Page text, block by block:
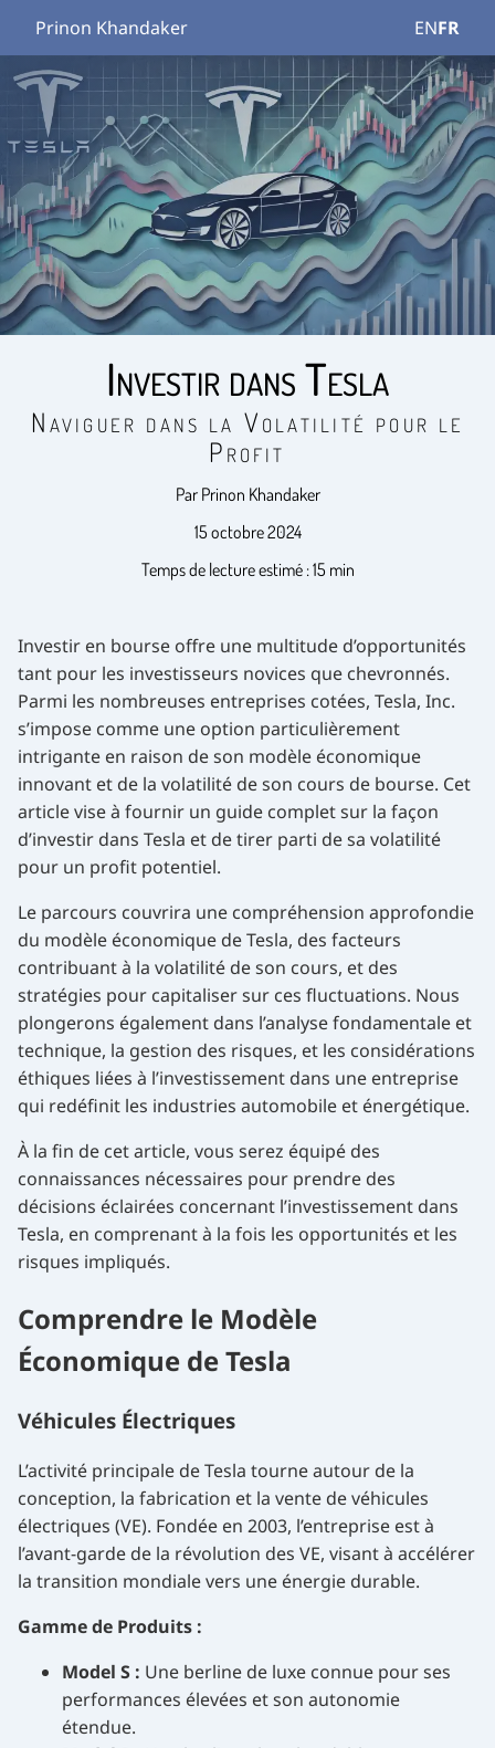
Prinon Khandaker ENFR
Investir dans Tesla
Naviguer dans la Volatilité pour le
Profit
Par Prinon Khandaker
15 octobre 2024
Temps de lecture estimé : 15 min
Investir en bourse offre une multitude d’opportunités
tant pour les investisseurs novices que chevronnés.
Parmi les nombreuses entreprises cotées, Tesla, Inc.
s’impose comme une option particulièrement
intrigante en raison de son modèle économique
innovant et de la volatilité de son cours de bourse. Cet
article vise à fournir un guide complet sur la façon
d’investir dans Tesla et de tirer parti de sa volatilité
pour un profit potentiel.
Le parcours couvrira une compréhension approfondie
du modèle économique de Tesla, des facteurs
contribuant à la volatilité de son cours, et des
stratégies pour capitaliser sur ces fluctuations. Nous
plongerons également dans l’analyse fondamentale et
technique, la gestion des risques, et les considérations
éthiques liées à l’investissement dans une entreprise
qui redéfinit les industries automobile et énergétique.
À la fin de cet article, vous serez équipé des
connaissances nécessaires pour prendre des
décisions éclairées concernant l’investissement dans
Tesla, en comprenant à la fois les opportunités et les
risques impliqués.
Comprendre le Modèle
Économique de Tesla
Véhicules Électriques
L’activité principale de Tesla tourne autour de la
conception, la fabrication et la vente de véhicules
électriques (VE). Fondée en 2003, l’entreprise est à
l’avant-garde de la révolution des VE, visant à accélérer
la transition mondiale vers une énergie durable.
Gamme de Produits :
Model S : Une berline de luxe connue pour ses
performances élevées et son autonomie
étendue.